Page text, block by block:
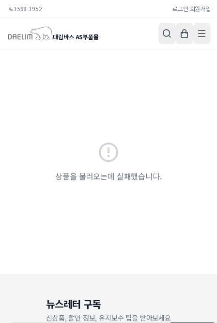
1588-1952 로그인|회원가입
대림바스 AS부품몰
상품을 불러오는데 실패했습니다.
뉴스레터 구독
신상품, 할인 정보, 유지보수 팁을 받아보세요